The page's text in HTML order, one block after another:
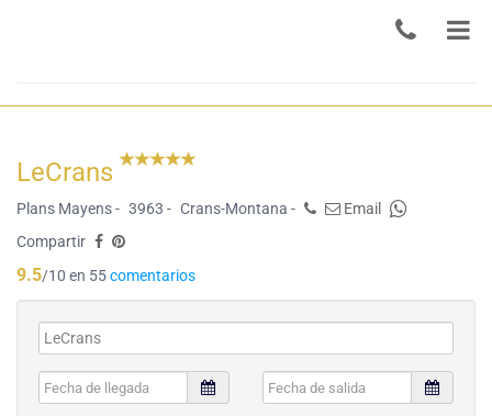
LeCrans
Plans Mayens - 3963 - Crans-Montana -
Email
Compartir
9.5/10 en 55comentarios